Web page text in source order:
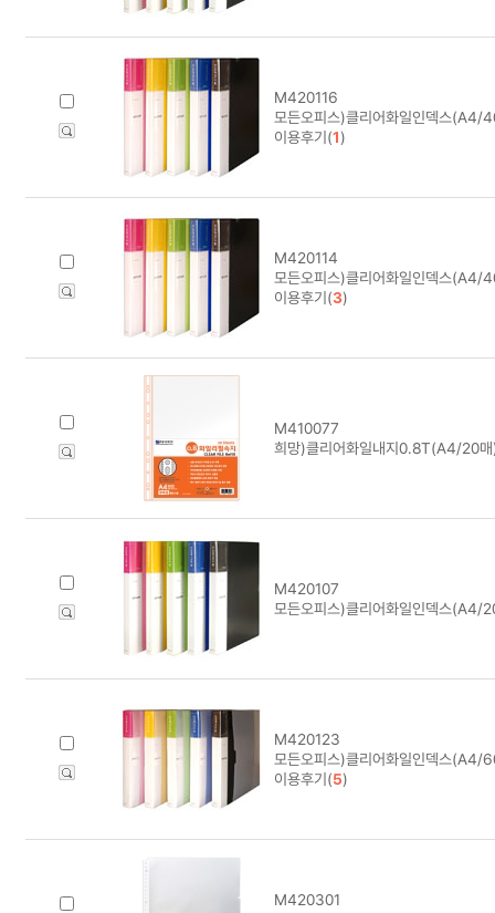
M420116
모든오피스)클리어화일인덱스(A4/
이용후기(1)
M420114
모든오피스)클리어화일인덱스
이용후기(3)
M410077
희망)클리어화일내지0.8T(A4/20
M420107
모든오피스)클리어화일인덱스(A4/
M420123
모든오피스)클리어화일인덱스(A4/
이용후기(5)
M420301